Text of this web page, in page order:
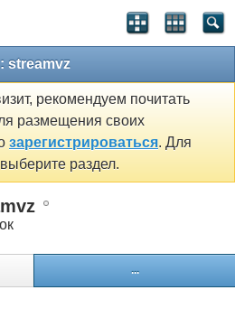
streamvz
рекомендуем почитать
размещения своих
зарегистрироваться. Для
раздел.
...